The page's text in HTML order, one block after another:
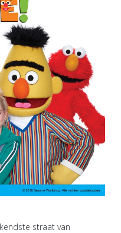
straat van